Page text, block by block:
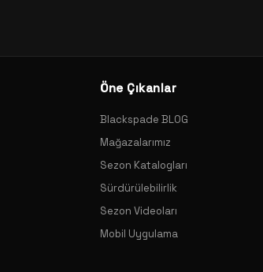
Öne Çıkanlar
Blackspade BLOG
Mağazalarımız
Sezon Katalogları
Sürdürülebilirlik
Sezon Videoları
Mobil Uygulama